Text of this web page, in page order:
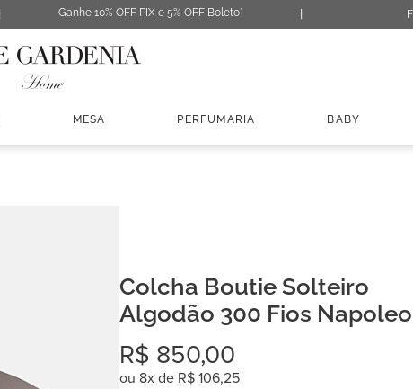
Ganhe 10% OFF PIX e 5% OFF Boleto*
MESA PERFUMARIA BABY
Colcha Boutie Solteiro
Algodão 300 Fios
Camel
R$ 850,00
ou 8x de R$ 106,25